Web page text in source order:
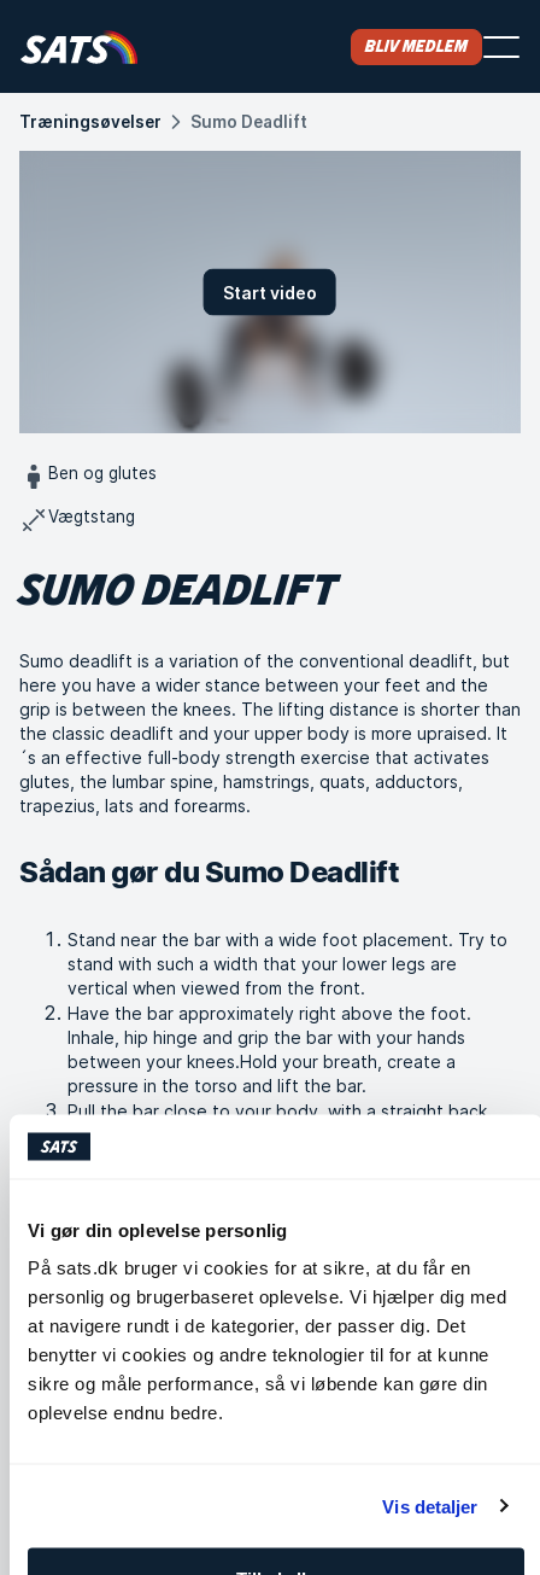
Vi gør din oplevelse personlig
På sats.dk bruger vi cookies for at sikre, at du får en
personlig og brugerbaseret oplevelse. Vi hjælper dig med
at navigere rundt i de kategorier, der passer dig. Det
benytter vi cookies og andre teknologier til for at kunne
sikre og måle performance, så vi løbende kan gøre din
oplevelse endnu bedre.
Vis detaljer
Bliv medlem
Træningsøvelser Sumo Deadlift
Start video
Ben og glutes
Vægtstang
SUMO DEADLIFT
Sumo deadlift is a variation of the conventional deadlift, but
here you have a wider stance between your feet and the
grip is between the knees. The lifting distance is shorter than
the classic deadlift and your upper body is more upraised. It
´s an effective full-body strength exercise that activates
glutes, the lumbar spine, hamstrings, quats, adductors,
trapezius, lats and forearms.
Sådan gør du Sumo Deadlift
Stand near the bar with a wide foot placement. Try to
stand with such a width that your lower legs are
vertical when viewed from the front.
Have the bar approximately right above the foot.
Inhale, hip hinge and grip the bar with your hands
between your knees.Hold your breath, create a
pressure in the torso and lift the bar.
Pull the bar close to your body, with a straight back,
until you stand completely straightened. With control
lower the bar back to the ground and repeat.
Lignende øvelser